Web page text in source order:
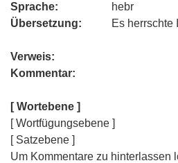
Sprache:
hebr
Übersetzung:
Es herrschte Il
Verweis:
Kommentar:
[ Wortebene ]
[ Wortfügungsebene ]
[ Satzebene ]
Um Kommentare zu hinterlassen